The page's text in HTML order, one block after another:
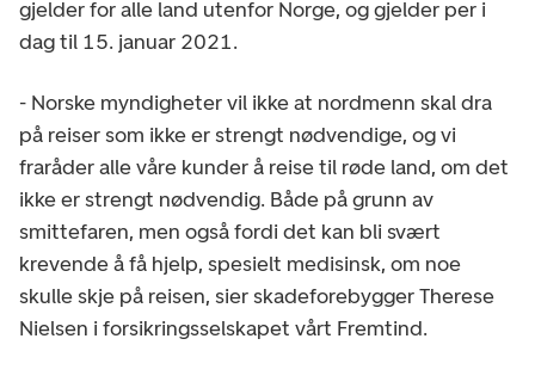
gjelder for alle land utenfor Norge, og gjelder per i
dag til 15. januar 2021.
- Norske myndigheter vil ikke at nordmenn skal dra
på reiser som ikke er strengt nødvendige, og vi
fraråder alle våre kunder å reise til røde land, om det
ikke er strengt nødvendig. Både på grunn av
smittefaren, men også fordi det kan bli svært
krevende å få hjelp, spesielt medisinsk, om noe
skulle skje på reisen, sier skadeforebygger Therese
Nielsen i forsikringsselskapet vårt Fremtind.